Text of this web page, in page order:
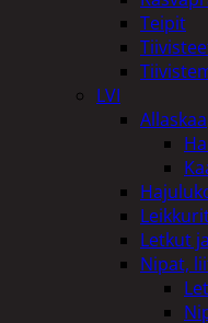
Teipit
LVI
Letkut
Nipat,